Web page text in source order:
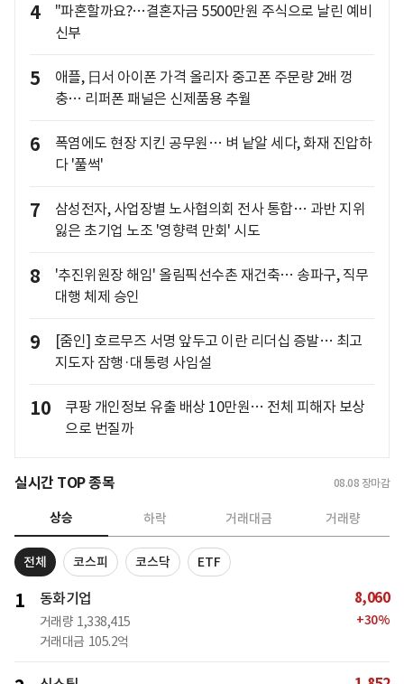
4
"파혼할까요?…결혼자금 5500만원 주식으로 날린 예비
신부
5
애플, 日서 아이폰 가격 올리자 중고폰 주문량 2배 껑
충… 리퍼폰 패널은 신제품용 추월
6
폭염에도 현장 지킨 공무원… 벼 낱알 세다, 화재 진압하
다 '풀썩'
7
삼성전자, 사업장별 노사협의회 전사 통합… 과반 지위
잃은 초기업 노조 '영향력 만회' 시도
8
'추진위원장 해임' 올림픽선수촌 재건축… 송파구, 직무
대행 체제 승인
9
[줌인] 호르무즈 서명 앞두고 이란 리더십 증발… 최고
지도자 잠행·대통령 사임설
10
쿠팡 개인정보 유출 배상 10만원… 전체 피해자 보상
으로 번질까
실시간 TOP 종목 08.08 장마감
상승 하락 거래대금 거래량
전체 코스피 코스닥 ETF
1 동화기업
거래량 1,338,415
거래대금 105.2억
8,060
+30%